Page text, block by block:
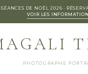
DE NOËL 2026 ·
VOIR LES
PHOTOGRAPHE